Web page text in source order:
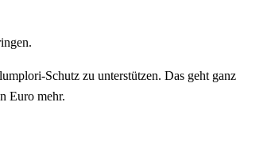
Schutz zu unterstützen. Das geht ganz
Euro mehr.